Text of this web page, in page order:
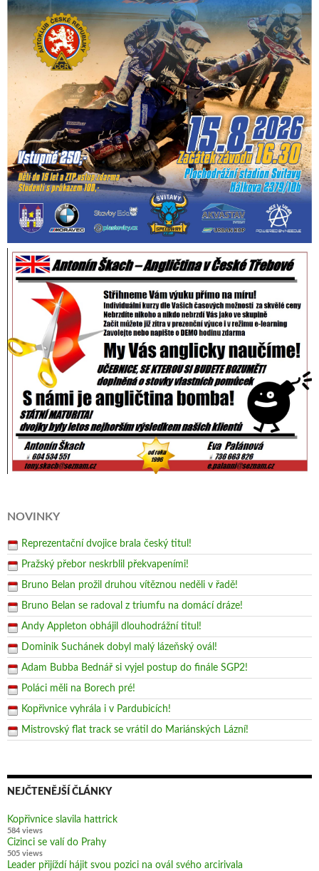
NOVINKY
Reprezentační dvojice brala český titul!
Pražský přebor neskrblil překvapeními!
Bruno Belan prožil druhou vítěznou neděli v řadě!
Bruno Belan se radoval z triumfu na domácí dráze!
Andy Appleton obhájil dlouhodrážní titul!
Dominik Suchánek dobyl malý lázeňský ovál!
Adam Bubba Bednář si vyjel postup do finále SGP2!
Poláci měli na Borech pré!
Kopřivnice vyhrála i v Pardubicích!
Mistrovský flat track se vrátil do Mariánských Lázní!
NEJČTENĚJŠÍ ČLÁNKY
Kopřivnice slavila hattrick
584 views
Cizinci se valí do Prahy
505 views
Leader přijíždí hájit svou pozici na ovál svého arcirivala